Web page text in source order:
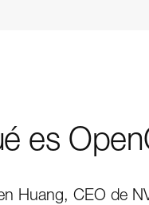
es
Huang, CEO de